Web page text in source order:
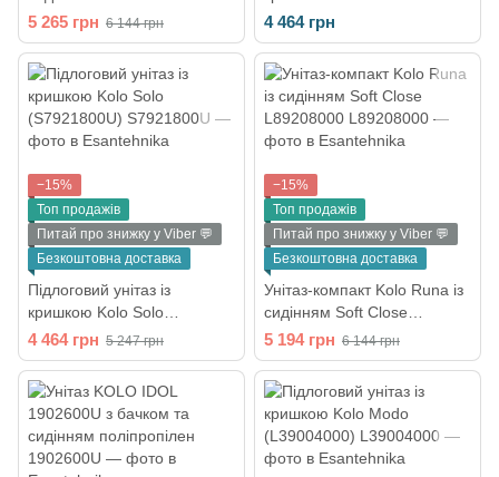
L89207000
5 265 грн 6 144 грн
(79232000)
4 464 грн
−15%
Топ продажів
Питай про знижку у Viber 💬
Безкоштовна доставка
Підлоговий унітаз із
кришкою Kolo Solo
(S7921800U)
4 464 грн 5 247 грн
−15%
Топ продажів
Питай про знижку у Viber 💬
Безкоштовна доставка
Унітаз-компакт Kolo Runa із
сидінням Soft Close
L89208000
5 194 грн 6 144 грн